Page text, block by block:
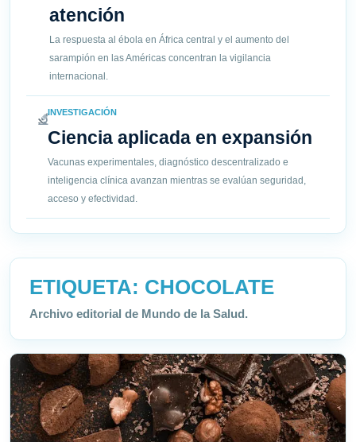
atención
La respuesta al ébola en África central y el aumento del
sarampión en las Américas concentran la vigilancia
internacional.
INVESTIGACIÓN
Ciencia aplicada en expansión
Vacunas experimentales, diagnóstico descentralizado e
inteligencia clínica avanzan mientras se evalúan seguridad,
acceso y efectividad.
ETIQUETA: CHOCOLATE
Archivo editorial de Mundo de la Salud.